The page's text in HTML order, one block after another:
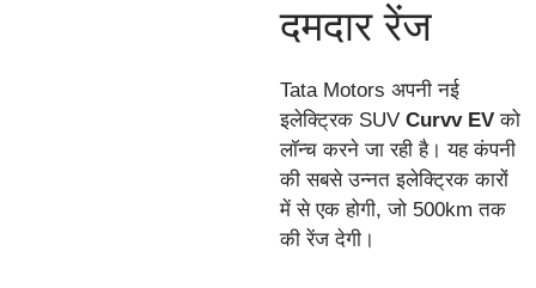
दमदार रेंज
Tata Motors अपनी नई
इलेक्ट्रिक SUV Curvv EV को
लॉन्च करने जा रही है। यह कंपनी
की सबसे उन्नत इलेक्ट्रिक कारों
में से एक होगी, जो 500km तक
की रेंज देगी।